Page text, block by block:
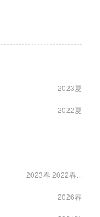
2023夏
2022夏
2023春 2022春...
2026春